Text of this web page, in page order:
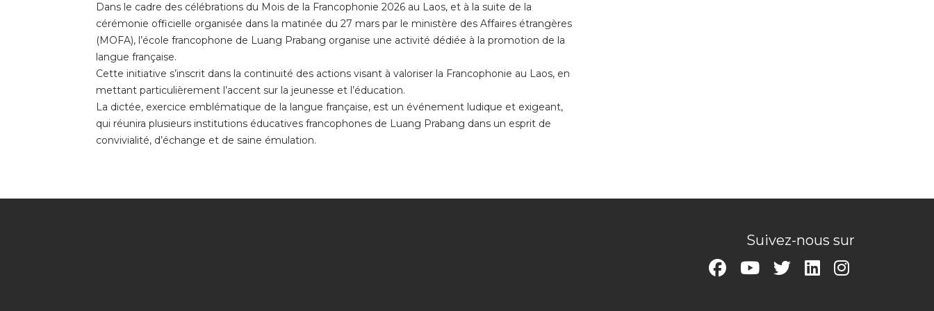
Dans le cadre des célébrations du Mois de la Francophonie 2026 au Laos, et à la suite de la
cérémonie officielle organisée dans la matinée du 27 mars par le ministère des Affaires étrangères
(MOFA), l’école francophone de Luang Prabang organise une activité dédiée à la promotion de la
langue française.
Cette initiative s’inscrit dans la continuité des actions visant à valoriser la Francophonie au Laos, en
mettant particulièrement l’accent sur la jeunesse et l’éducation.
La dictée, exercice emblématique de la langue française, est un événement ludique et exigeant,
qui réunira plusieurs institutions éducatives francophones de Luang Prabang dans un esprit de
convivialité, d’échange et de saine émulation.
Suivez-nous sur